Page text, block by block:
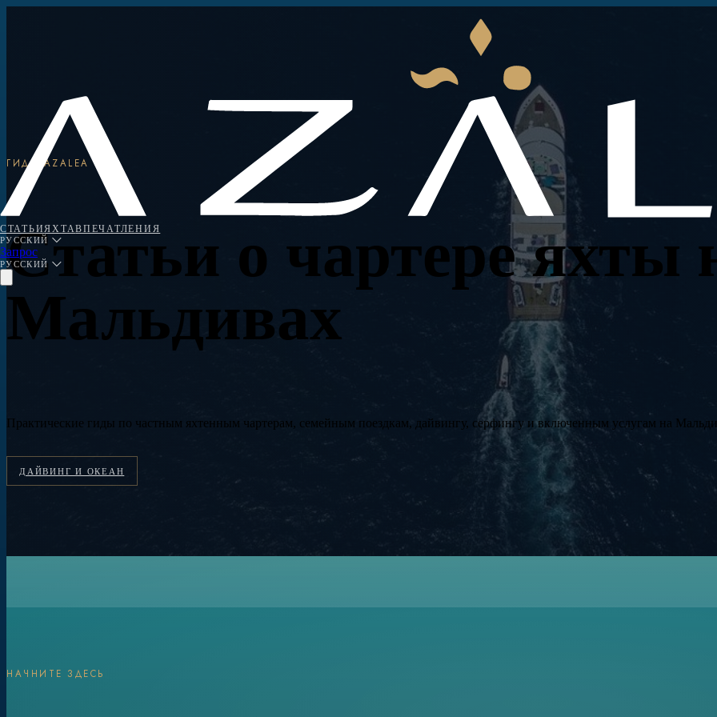
СТАТЬИ ЯХТАВПЕЧАТЛЕНИЯ
РУССКИЙ
Запрос
РУССКИЙ
ГИДЫ AZALEA
Статьи о чартере яхты
Мальдивах
Практические гиды по частным яхтенным чартерам, семейным поездкам, дайвингу, серфингу и включенным услугам на
ДАЙВИНГ И ОКЕАН
НАЧНИТЕ ЗДЕСЬ